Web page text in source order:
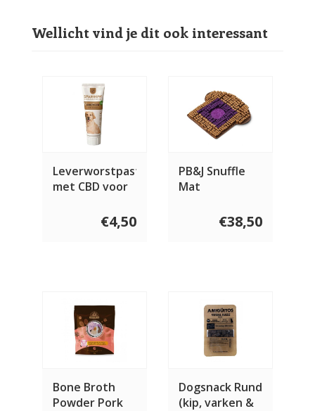
Wellicht vind je dit ook interessant
Leverworstpasta
met CBD voor
€4,50
PB&J Snuffle
Mat
€38,50
Bone Broth
Powder Pork
Dogsnack Rund
(kip, varken &